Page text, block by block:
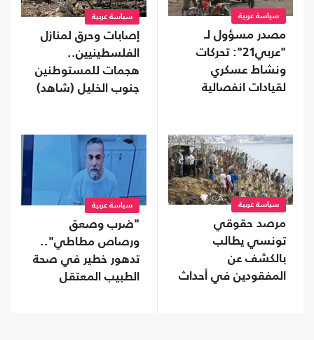
سياسة عربية
مصدر مسؤول لـ
"عربي21": تحركات
ونشاط عسكري
لقيادات انفصالية
سياسة عربية
إصابات وحرق لمنازل
الفلسطينيين..
هجمات للمستوطنين
جنوب الخليل (شاهد)
سياسة عربية
مرصد حقوقي
تونسي يطالب
بالكشف عن
المفقودين في أحداث
سياسة عربية
"ضرب وصعق
ورصاص مطاطي"..
تدهور خطير في صحة
الطبيب المعتقل